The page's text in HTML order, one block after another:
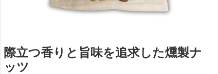
際立つ香りと旨味を追求した燻製ナ
ッツ